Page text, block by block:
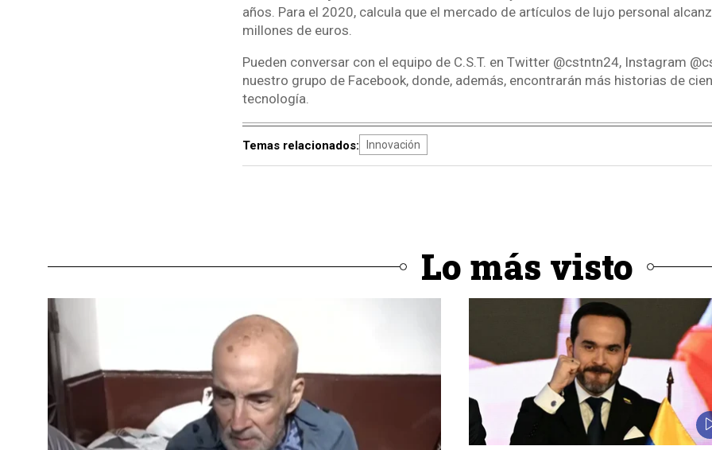
años. Para el 2020, calcula que el mercado de artículos de lujo personal
millones de euros.
Pueden conversar con el equipo de C.S.T. en Twitter @cstntn24, Instagram
nuestro grupo de Facebook, donde, además, encontrarán más historias de
tecnología.
Temas relacionados: Innovación
Lo más visto